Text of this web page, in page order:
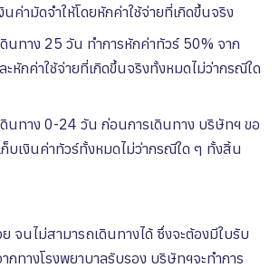
นค่ามัดจำให้โดยหักค่าใช้จ่ายที่เกิดขึ้นจริง
ดินทาง 25 วัน ทำการหักค่าทัวร์ 50% จาก
ะหักค่าใช้จ่ายที่เกิดขึ้นจริงทั้งหมดไม่ว่ากรณีใด
ดินทาง 0-24 วัน ก่อนการเดินทาง บริษัทฯ ขอ
บเงินค่าทัวร์ทั้งหมดไม่ว่ากรณีใด ๆ ทั้งสิ้น
จนไม่สามารถเดินทางได้ ซึ่งจะต้องมีใบรับ
กทางโรงพยาบาลรับรอง บริษัทฯจะทําการ